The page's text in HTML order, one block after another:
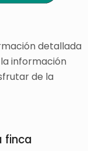
detallada
información
de la
finca